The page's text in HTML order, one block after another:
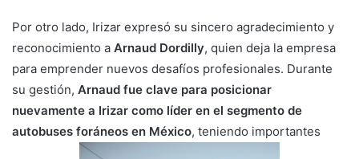
Por otro lado, Irizar expresó su sincero agradecimiento y
reconocimiento a Arnaud Dordilly, quien deja la empresa
para emprender nuevos desafíos profesionales. Durante
su gestión, Arnaud fue clave para posicionar
nuevamente a Irizar como líder en el segmento de
autobuses foráneos en México, teniendo importantes